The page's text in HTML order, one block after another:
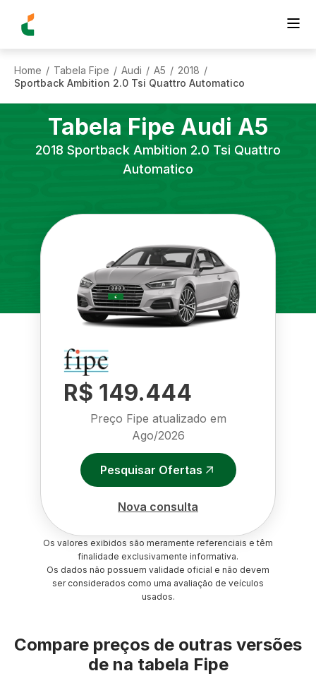
Home / Tabela Fipe / Audi / A5 / 2018 /
Sportback Ambition 2.0 Tsi Quattro Automatico
Tabela Fipe Audi A5
2018 Sportback Ambition 2.0 Tsi Quattro
Automatico
R$ 149.444
Preço Fipe atualizado em
Ago/2026
Pesquisar Ofertas
Nova consulta
Os valores exibidos são meramente referenciais e têm
finalidade exclusivamente informativa.
Os dados não possuem validade oficial e não devem
ser considerados como uma avaliação de veículos
usados.
Compare preços de outras versões
de na tabela Fipe